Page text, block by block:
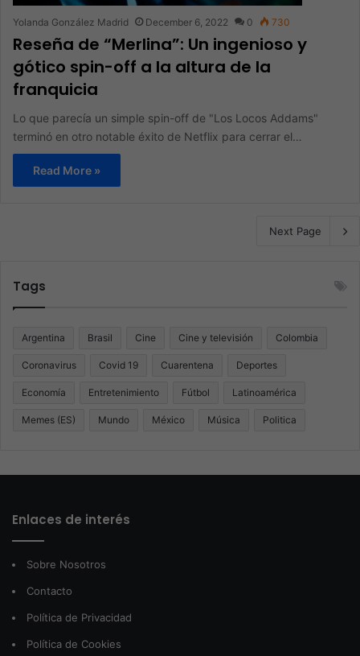
Yolanda González Madrid December 6, 2022 0 730
Reseña de “Merlina”: Un ingenioso y
gótico spin-off a la altura de la
franquicia
Lo que parecía un simple spin-off de "Los Locos Addams"
terminó en otro notable éxito de Netflix para cerrar el…
Read More »
Next Page
Tags
Argentina Brasil Cine Cine y televisión Colombia
Coronavirus Covid 19 Cuarentena Deportes
Economía Entretenimiento Fútbol Latinoamérica
Memes (ES) Mundo México Música Politica
Enlaces de interés
Sobre Nosotros
Contacto
Política de Privacidad
Política de Cookies